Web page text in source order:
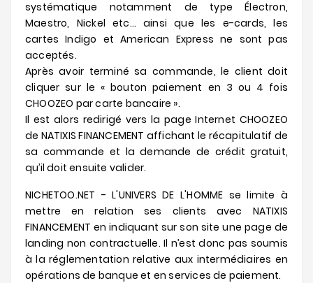
systématique notamment de type Électron,
Maestro, Nickel etc… ainsi que les e-cards, les
cartes Indigo et American Express ne sont pas
acceptés.
Après avoir terminé sa commande, le client doit
cliquer sur le « bouton paiement en 3 ou 4 fois
CHOOZEO par carte bancaire ».
Il est alors redirigé vers la page Internet CHOOZEO
de NATIXIS FINANCEMENT affichant le récapitulatif de
sa commande et la demande de crédit gratuit,
qu’il doit ensuite valider.
NICHETOO.NET - L'UNIVERS DE L'HOMME se limite à
mettre en relation ses clients avec NATIXIS
FINANCEMENT en indiquant sur son site une page de
landing non contractuelle. Il n’est donc pas soumis
à la réglementation relative aux intermédiaires en
opérations de banque et en services de paiement.